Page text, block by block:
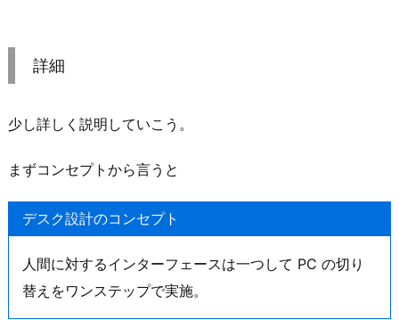
詳細
少し詳しく説明していこう。
まずコンセプトから言うと
デスク設計のコンセプト
人間に対するインターフェースは一つして PC の切り
替えをワンステップで実施。